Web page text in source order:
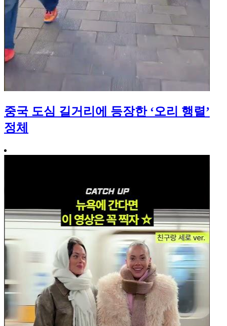
중국 도심 길거리에 등장한 ‘오리 행렬’
정체